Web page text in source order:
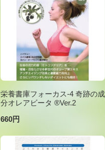
栄養書庫フォーカス-4 奇跡の成
分オレアビータ ®Ver.2
660円